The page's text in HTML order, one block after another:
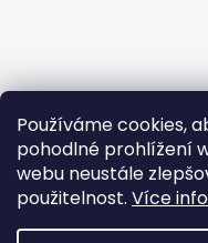
Používáme cookies,
pohodlné prohlížení
webu neustále
použitelnost. Více